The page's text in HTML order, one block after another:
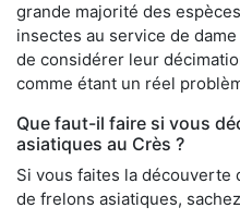
grande majorité des
insectes au service de
de considérer leur
comme étant un réel
Que faut-il faire si vous
asiatiques au Crès ?
Si vous faites la découverte
de frelons asiatiques,